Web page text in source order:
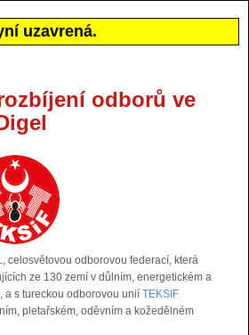
uzavrená.
odborů ve
, celosvětovou odborovou federací, která
ze 130 zemí v důlním, energetickém a
a s tureckou odborovou unií TEKSIF
pletařském, oděvním a kožedělném